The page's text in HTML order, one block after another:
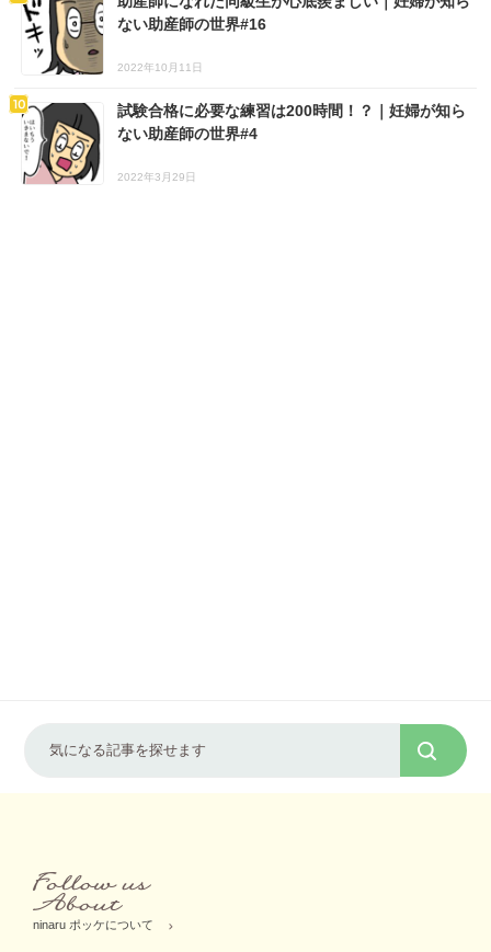
ない助産師の世界#16
2022年10月11日
試験合格に必要な練習は200時間！？｜妊婦が知ら
ない助産師の世界#4
2022年3月29日
ninaru ポッケについて